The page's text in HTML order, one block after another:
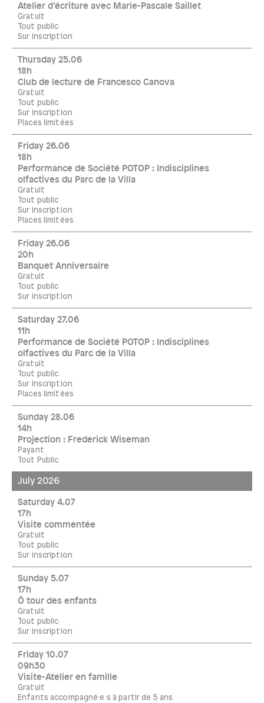
Atelier d’écriture avec Marie-Pascale Saillet
Gratuit
Tout public
Sur inscription
Thursday 25.06
18h
Club de lecture de Francesco Canova
Gratuit
Tout public
Sur inscription
Places limitées
Friday 26.06
18h
Performance de Société POTOP : Indisciplines
olfactives du Parc de la Villa
Gratuit
Tout public
Sur inscription
Places limitées
Friday 26.06
20h
Banquet Anniversaire
Gratuit
Tout public
Sur inscription
Saturday 27.06
11h
Performance de Société POTOP : Indisciplines
olfactives du Parc de la Villa
Gratuit
Tout public
Sur inscription
Places limitées
Sunday 28.06
14h
Projection : Frederick Wiseman
Payant
Tout Public
July 2026
Saturday 4.07
17h
Visite commentée
Gratuit
Tout public
Sur inscription
Sunday 5.07
17h
Ô tour des enfants
Gratuit
Tout public
Sur inscription
Friday 10.07
09h30
Visite-Atelier en famille
Gratuit
Enfants accompagné·e·s à partir de 5 ans